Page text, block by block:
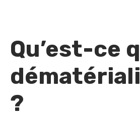
Qu’est-ce
?